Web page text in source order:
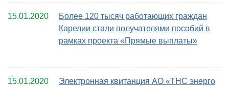
15.01.2020
Более 120 тысяч работающих граждан
Карелии стали получателями пособий в
рамках проекта «Прямые выплаты»
15.01.2020
Электронная квитанция АО «ТНС энерго